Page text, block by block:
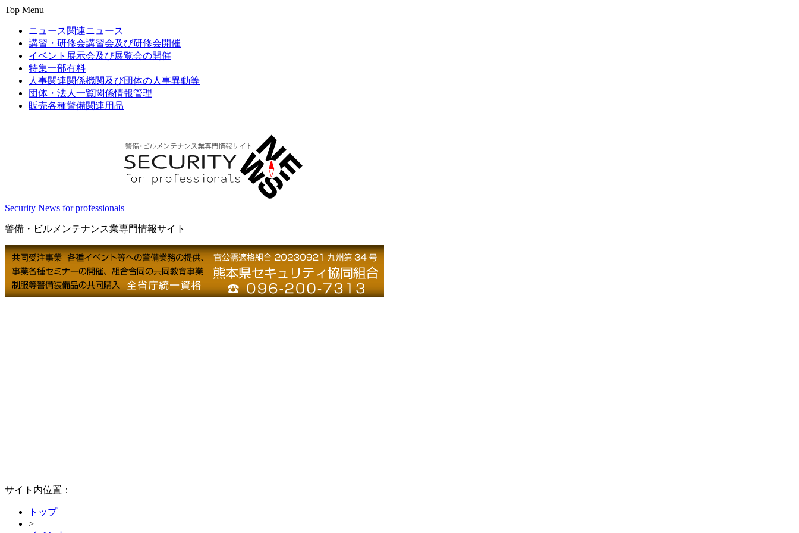
Top Menu
ニュース関連ニュース
講習・研修会講習会及び研修会開催
イベント 展示会及び展覧会の開催
特集一部有料
人事関連関係機関及び団体の人事異動等
団体・法人一覧関係情報管理
販売各種警備関連用品
Security News for professionals
警備・ビルメンテナンス業専門情報サイト
サイト内位置：
トップ
>